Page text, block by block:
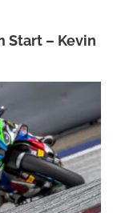
Start – Kevin